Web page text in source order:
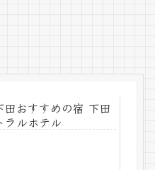
田おすすめの宿 下田
ラルホテル